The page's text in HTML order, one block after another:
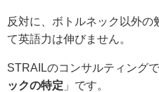
反対に、ボトルネック以外の
て英語力は伸びません。
STRAILのコンサルティング
ックの特定 」です。